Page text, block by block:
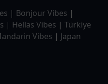
| Bonjour Vibes |
| Hellas Vibes | Türkiye
Vibes | Japan